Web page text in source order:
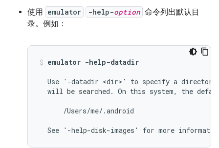
使用 emulator -help-option 命令列出默认目
录。例如：
emulator -help-datadir
Use '-datadir <dir>' to specify a
will be searched. On this system, the
      /Users/me/.android